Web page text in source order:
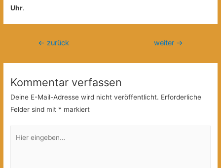
Uhr.
Beitragsnavigation
← zurück weiter →
Kommentar verfassen
Deine E-Mail-Adresse wird nicht veröffentlicht. Erforderliche
Felder sind mit * markiert
eingeben…